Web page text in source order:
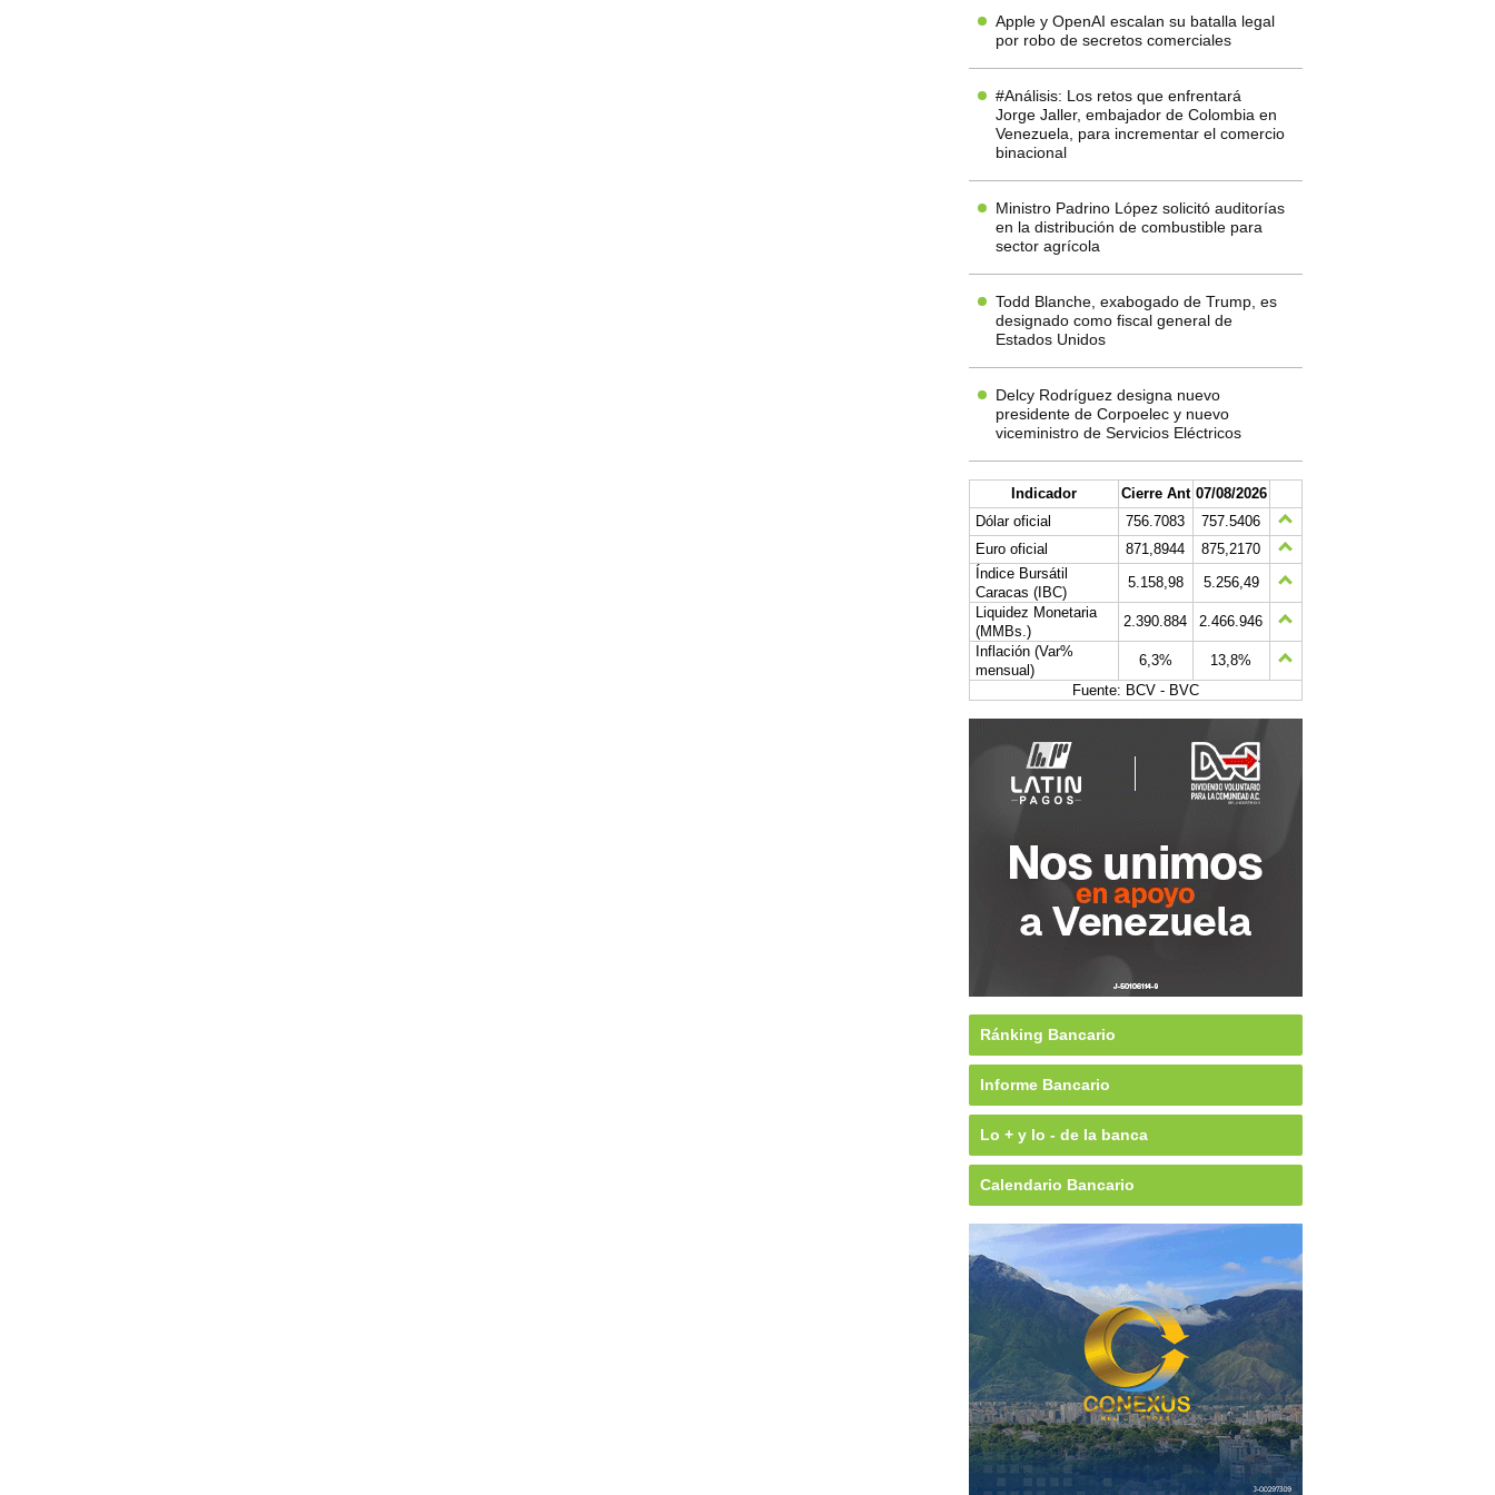
Apple y OpenAI escalan su batalla legal
por robo de secretos comerciales
#Análisis: Los retos que enfrentará
Jorge Jaller, embajador de Colombia en
Venezuela, para incrementar el comercio
binacional
Ministro Padrino López solicitó auditorías
en la distribución de combustible para
sector agrícola
Todd Blanche, exabogado de Trump, es
designado como fiscal general de
Estados Unidos
Delcy Rodríguez designa nuevo
presidente de Corpoelec y nuevo
viceministro de Servicios Eléctricos
Indicador Cierre Ant 07/08/2026
Dólar oficial
756.7083
757.5406
Euro oficial
871,8944
875,2170
Índice Bursátil
Caracas (IBC)
5.158,98
5.256,49
Liquidez Monetaria
(MMBs.)
2.390.884
2.466.946
Inflación (Var%
mensual)
6,3%
13,8%
Fuente: BCV - BVC
Ránking Bancario
Informe Bancario
Lo + y lo - de la banca
Calendario Bancario